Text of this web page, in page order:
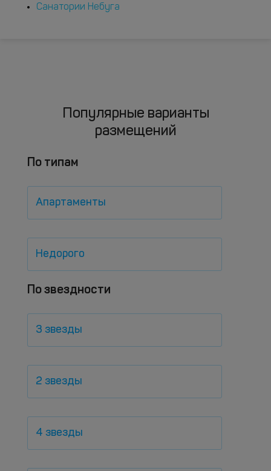
Санатории Небуга
Популярные варианты
размещений
По типам
Апартаменты
Недорого
По звездности
3 звезды
2 звезды
4 звезды